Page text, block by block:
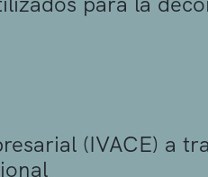
(IVACE) a